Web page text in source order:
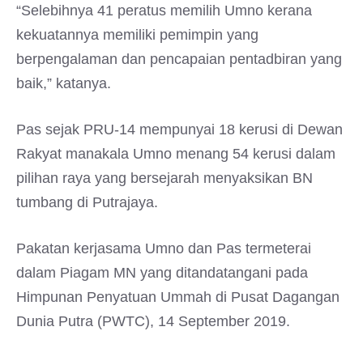
“Selebihnya 41 peratus memilih Umno kerana
kekuatannya memiliki pemimpin yang
berpengalaman dan pencapaian pentadbiran yang
baik,” katanya.
Pas sejak PRU-14 mempunyai 18 kerusi di Dewan
Rakyat manakala Umno menang 54 kerusi dalam
pilihan raya yang bersejarah menyaksikan BN
tumbang di Putrajaya.
Pakatan kerjasama Umno dan Pas termeterai
dalam Piagam MN yang ditandatangani pada
Himpunan Penyatuan Ummah di Pusat Dagangan
Dunia Putra (PWTC), 14 September 2019.